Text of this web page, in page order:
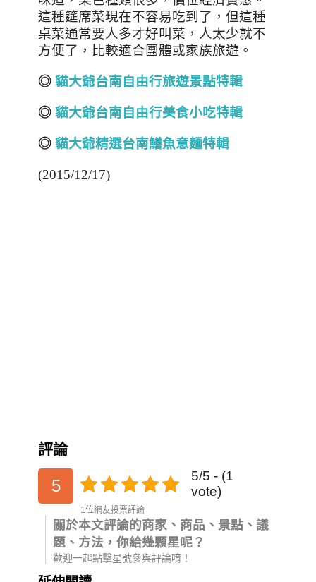
這種筵席菜現在不容易吃到了，但這種
桌菜通常要人多才好叫菜，人太少就不
方便了，比較適合團體或家族旅遊。
◎ 貓大爺台南自由行旅遊景點特輯
◎ 貓大爺台南自由行美食小吃特輯
◎ 貓大爺精選台南鱔魚意麵特輯
(2015/12/17)
評論
5
5/5 - (1
vote)
1位網友投票評論
關於本文評論的商家、商品、景點、議
題、方法，你給幾顆星呢？
歡迎一起點擊星號參與評論唷！